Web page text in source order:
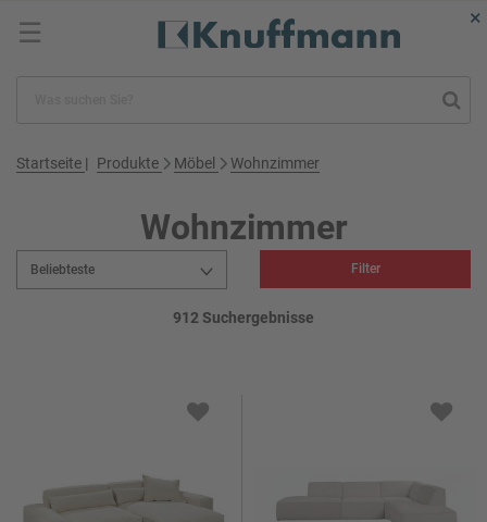
×
☰
Startseite Produkte Möbel Wohnzimmer
Wohnzimmer
Filter
912 Suchergebnisse